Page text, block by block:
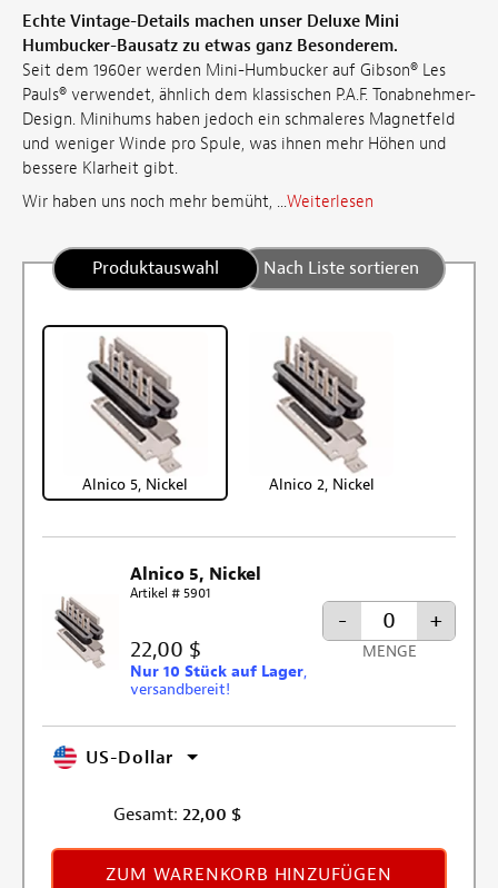
Echte Vintage-Details machen unser Deluxe Mini
Humbucker-Bausatz zu etwas ganz Besonderem.
Seit dem 1960er werden Mini-Humbucker auf Gibson® Les
Pauls® verwendet, ähnlich dem klassischen P.A.F. Tonabnehmer-
Design. Minihums haben jedoch ein schmaleres Magnetfeld
und weniger Winde pro Spule, was ihnen mehr Höhen und
bessere Klarheit gibt.
Wir haben uns noch mehr bemüht, ...Weiterlesen
Produktauswahl Nach Liste sortieren
Alnico 5, Nickel Alnico 2, Nickel
Alnico 5, Nickel
Artikel # 5901
22,00 $
Nur 10 Stück auf Lager,
versandbereit!
- +
MENGE
US-Dollar
Gesamt: 22,00 $
ZUM WARENKORB HINZUFÜGEN